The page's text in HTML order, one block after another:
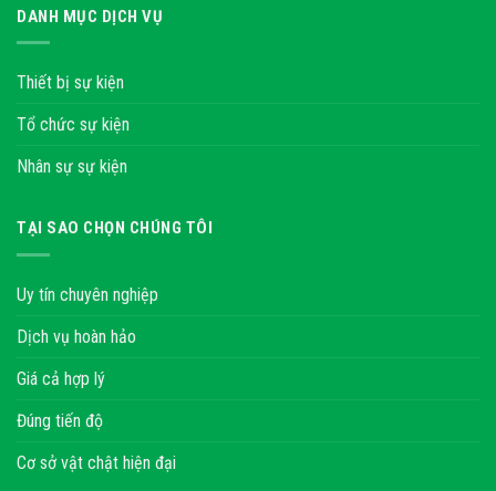
DANH MỤC DỊCH VỤ
Thiết bị sự kiện
Tổ chức sự kiện
Nhân sự sự kiện
TẠI SAO CHỌN CHÚNG TÔI
Uy tín chuyên nghiệp
Dịch vụ hoàn hảo
Giá cả hợp lý
Đúng tiến độ
Cơ sở vật chật hiện đại